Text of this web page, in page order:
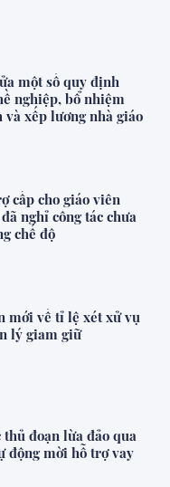
một số quy định
nghiệp, bổ nhiệm
và xếp lương nhà giáo
cấp cho giáo viên
nghỉ công tác chưa
chế độ
mới về tỉ lệ xét xử vụ
lý giam giữ
thủ đoạn lừa đảo qua
động mời hỗ trợ vay